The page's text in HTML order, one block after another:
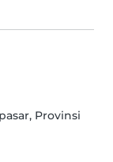
Provinsi